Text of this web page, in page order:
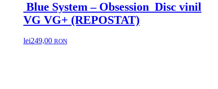
Blue System ‎– Obsession Disc vinil
VG VG+ (REPOSTAT)
lei249,00 RON